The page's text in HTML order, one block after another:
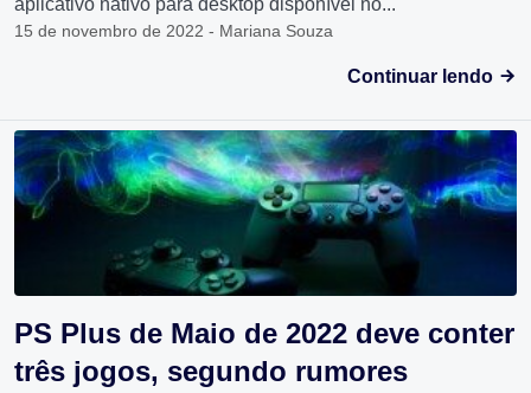
aplicativo nativo para desktop disponível no...
15 de novembro de 2022 - Mariana Souza
Continuar lendo
PS Plus de Maio de 2022 deve conter
três jogos, segundo rumores